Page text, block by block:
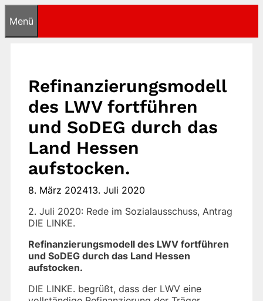
Inhalt
springen
Menü
Refinanzierungsmodell
des LWV fortführen
und SoDEG durch das
Land Hessen
aufstocken.
8. März 202413. Juli 2020
2. Juli 2020: Rede im Sozialausschuss, Antrag
DIE LINKE.
Refinanzierungsmodell des LWV fortführen
und SoDEG durch das Land Hessen
aufstocken.
DIE LINKE. begrüßt, dass der LWV eine